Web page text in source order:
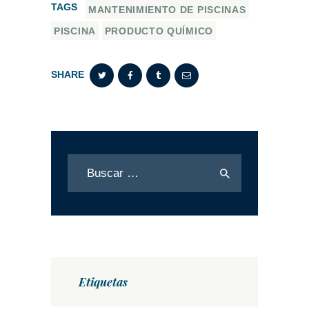
TAGS
MANTENIMIENTO DE PISCINAS
PISCINA
PRODUCTO QUÍMICO
SHARE
Etiquetas